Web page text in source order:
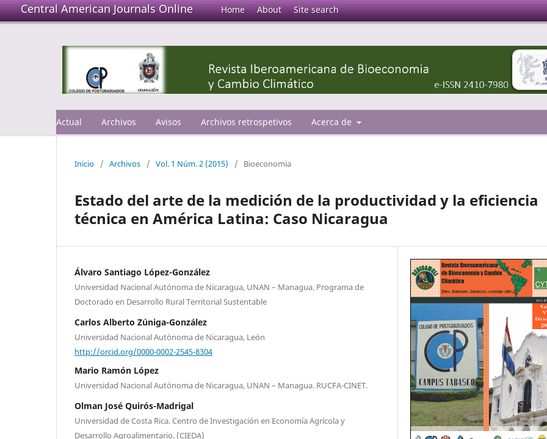
Central American Journals Online Home About Site search
Actual Archivos Avisos Archivos retrospetivos Acerca de
Inicio / Archivos / Vol. 1 Núm. 2 (2015) / Bioeconomia
Estado del arte de la medición de la productividad y la eficiencia
técnica en América Latina: Caso Nicaragua
Álvaro Santiago López-González
Universidad Nacional Autónoma de Nicaragua, UNAN – Managua. Programa de
Doctorado en Desarrollo Rural Territorial Sustentable
Carlos Alberto Zúniga-González
Universidad Nacional Autónoma de Nicaragua, León
http://orcid.org/0000-0002-2545-8304
Mario Ramón López
Universidad Nacional Autónoma de Nicaragua, UNAN – Managua. RUCFA-CINET.
Olman José Quirós-Madrigal
Universidad de Costa Rica. Centro de Investigación en Economía Agrícola y
Desarrollo Agroalimentario. (CIEDA)